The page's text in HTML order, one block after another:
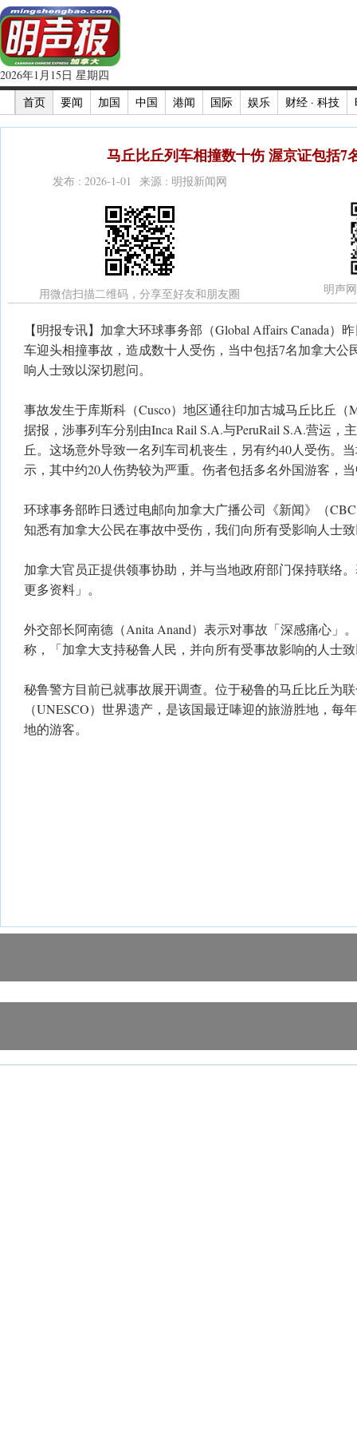
2026年1月15日 星期四
首页
要闻 加国 中国 港闻 国际 娱乐 财经 · 科技
马丘比丘列车相撞数十伤 渥京证包括7
发布 : 2026-1-01 来源 : 明报新闻网
用微信扫描二维码，分享至好友和朋友圈 明声
【明报专讯】加拿大环球事务部（Global Affairs Canada）
车迎头相撞事故，造成数十人受伤，当中包括7名加拿大公
响人士致以深切慰问。
事故发生于库斯科（Cusco）地区通往印加古城马丘比丘（
据报，涉事列车分别由Inca Rail S.A.与PeruRail S.A.营运，
丘。这场意外导致一名列车司机丧生，另有约40人受伤。
示，其中约20人伤势较为严重。伤者包括多名外国游客，
环球事务部昨日透过电邮向加拿大广播公司《新闻》（
知悉有加拿大公民在事故中受伤，我们向所有受影响人士
加拿大官员正提供领事协助，并与当地政府部门保持联络
更多资料」。
外交部长阿南德（Anita Anand）表示对事故「深感痛心」
称，「加拿大支持秘鲁人民，并向所有受事故影响的人士
秘鲁警方目前已就事故展开调查。位于秘鲁的马丘比丘为
（UNESCO）世界遗产，是该国最迂唪迎的旅游胜地，每
地的游客。